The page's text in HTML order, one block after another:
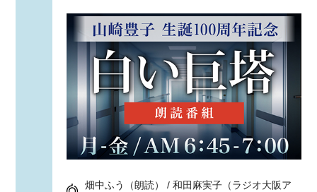
畑中ふう（朗読） / 和田麻実子（ラジオ大阪ア